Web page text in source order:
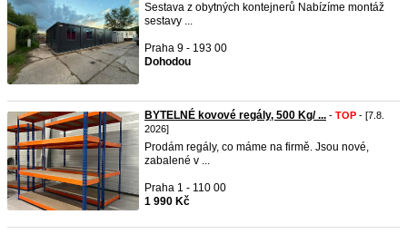
Sestava z obytných kontejnerů Nabízíme montáž
sestavy ...
Praha 9 - 193 00
Dohodou
BYTELNÉ kovové regály, 500 Kg/ ... - TOP - [7.8.
2026]
Prodám regály, co máme na firmě. Jsou nové,
zabalené v ...
Praha 1 - 110 00
1 990 Kč